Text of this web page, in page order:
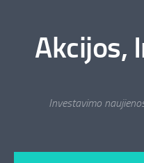
Akcijos,
Investavimo